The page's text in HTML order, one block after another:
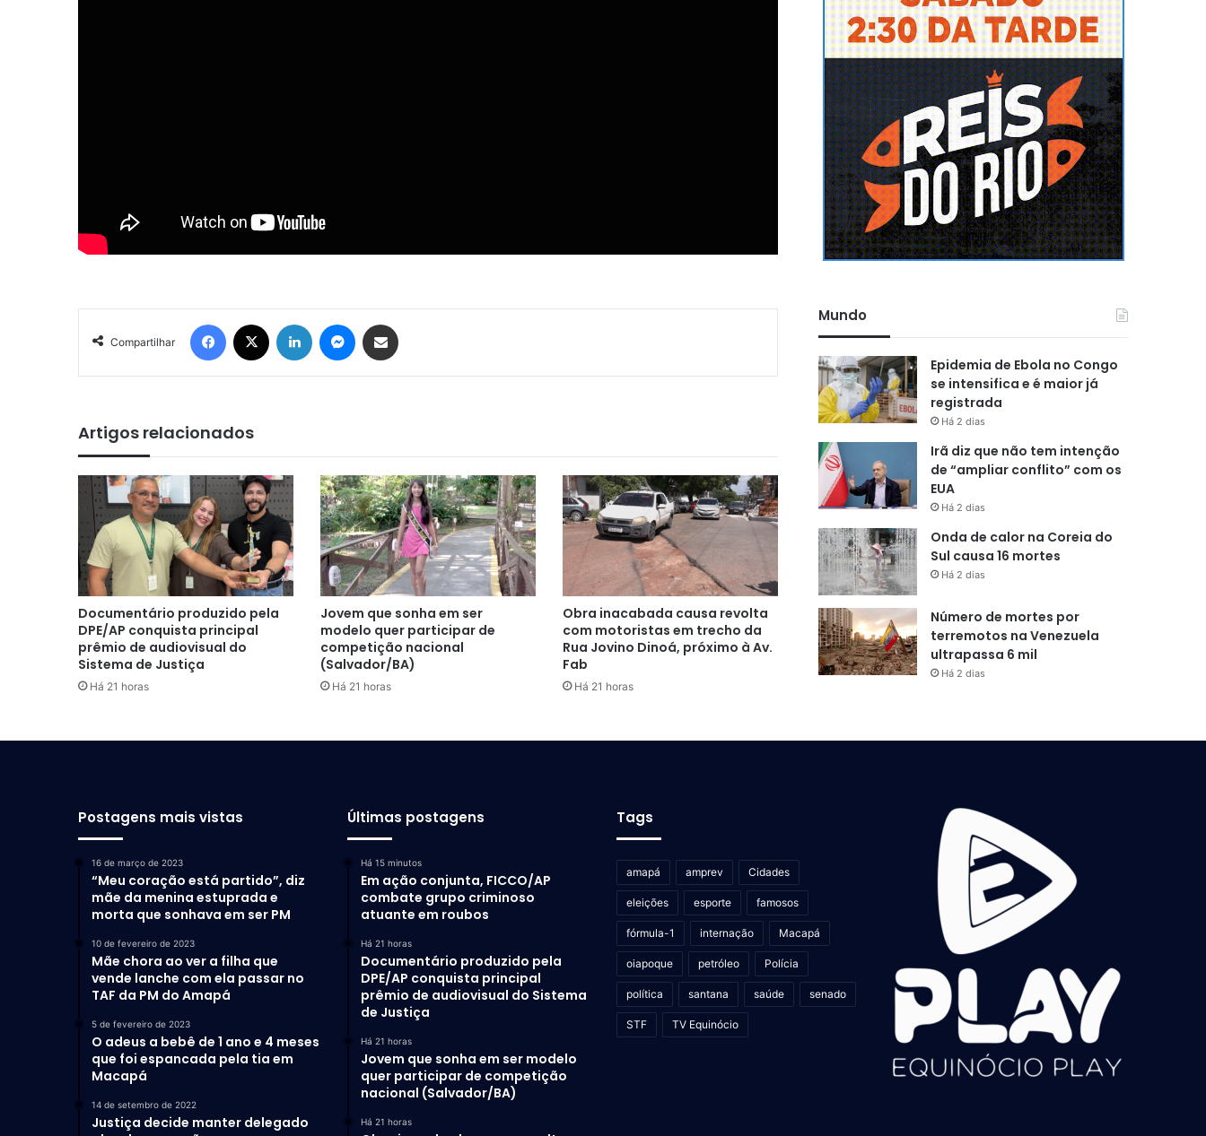
Compartilhar
Artigos relacionados
Documentário produzido pela
DPE/AP conquista principal
prêmio de audiovisual do
Sistema de Justiça
Há 21 horas
Jovem que sonha em ser
modelo quer participar de
competição nacional
(Salvador/BA)
Há 21 horas
Obra inacabada causa revolta
com motoristas em trecho da
Rua Jovino Dinoá, próximo à Av.
Fab
Há 21 horas
Mundo
Epidemia de Ebola no Congo
se intensifica e é maior já
registrada
Há 2 dias
Irã diz que não tem intenção
de “ampliar conflito” com os
EUA
Há 2 dias
Onda de calor na Coreia do
Sul causa 16 mortes
Há 2 dias
Número de mortes por
terremotos na Venezuela
ultrapassa 6 mil
Há 2 dias
Postagens mais vistas
16 de março de 2023
“Meu coração está partido”, diz
mãe da menina estuprada e
morta que sonhava em ser PM
10 de fevereiro de 2023
Mãe chora ao ver a filha que
vende lanche com ela passar no
TAF da PM do Amapá
5 de fevereiro de 2023
O adeus a bebê de 1 ano e 4 meses
que foi espancada pela tia em
Macapá
14 de setembro de 2022
Justiça decide manter delegado
Últimas postagens
Há 15 minutos
Em ação conjunta, FICCO/AP
combate grupo criminoso
atuante em roubos
Há 21 horas
Documentário produzido pela
DPE/AP conquista principal
prêmio de audiovisual do Sistema
de Justiça
Há 21 horas
Jovem que sonha em ser modelo
quer participar de competição
nacional (Salvador/BA)
Há 21 horas
Tags
amapá amprev Cidades
eleições esporte famosos
fórmula-1 internação Macapá
oiapoque petróleo Polícia
política santana saúde senado
STF TV Equinócio